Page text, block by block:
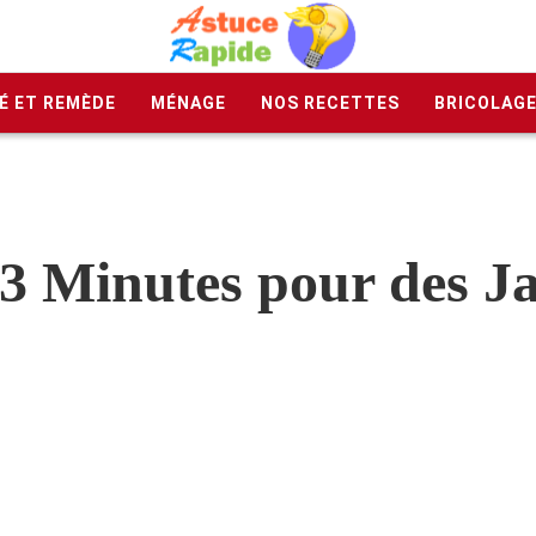
ET REMÈDE MÉNAGE NOS RECETTES BRICOLAGE
Minutes pour des